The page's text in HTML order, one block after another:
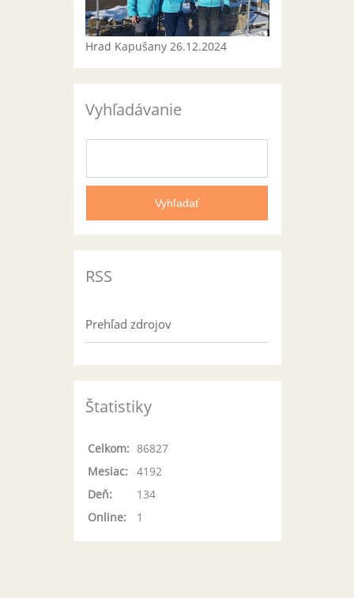
Hrad Kapušany 26.12.2024
Vyhľadávanie
RSS
Prehľad zdrojov
Štatistiky
Online: 1
Celkom: 86827
Mesiac:
4192
Deň:
134